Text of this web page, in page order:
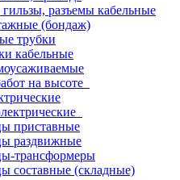
разъемы кабельные
(бондаж)
трубки
кабельные
на высоте
приставные
раздвижные
трансформеры
составные (складные)